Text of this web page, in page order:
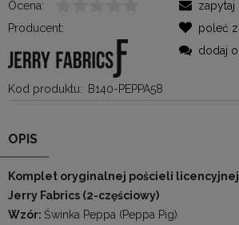
Ocena:
Producent:
Kod produktu: B140-PEPPA58
poleć
dodaj
OPIS
Komplet oryginalnej pościeli
Jerry Fabrics (2-częściowy)
Wzór: Świnka Peppa (Peppa Pig)